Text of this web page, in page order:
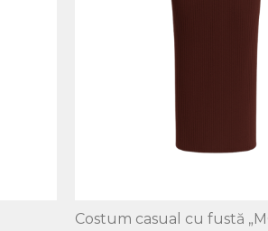
XS S M L
Costum casual cu fustă